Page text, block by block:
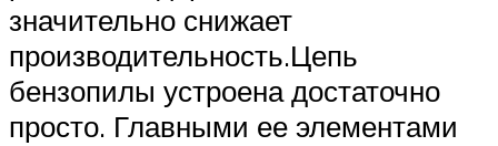
значительно снижает
производительность.Цепь
бензопилы устроена достаточно
просто. Главными ее элементами